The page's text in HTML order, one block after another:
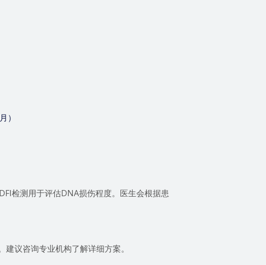
）
检测用于评估DNA损伤程度。医生会根据患
议咨询专业机构了解详细方案。